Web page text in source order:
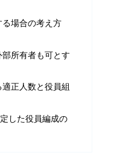
場合の考え方
所有者も可とす
正人数と役員組
した役員編成の